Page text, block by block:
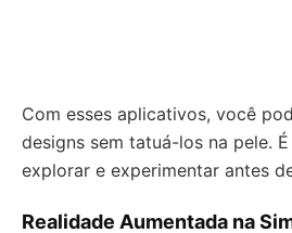
Com esses aplicativos, você
designs sem tatuá-los na pele.
explorar e experimentar antes
Realidade Aumentada na